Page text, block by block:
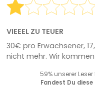
VIEEEL ZU TEUER
30€ pro Erwachsener,
nicht mehr. Wir
59% unserer
Fandest Du